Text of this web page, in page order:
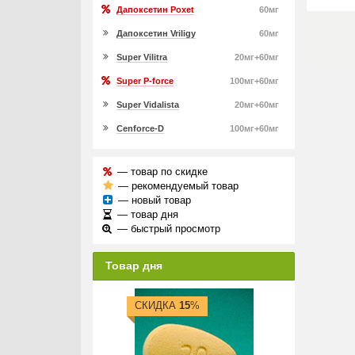
60мг
Дапоксетин Poxet
60мг
Дапоксетин Vriligy
20мг+60мг
Super Vilitra
100мг+60мг
Super P-force
20мг+60мг
Super Vidalista
100мг+60мг
Cenforce-D
— товар по скидке
— рекомендуемый товар
— новый товар
— товар дня
— быстрый просмотр
Товар дня
СКИДКА 15%